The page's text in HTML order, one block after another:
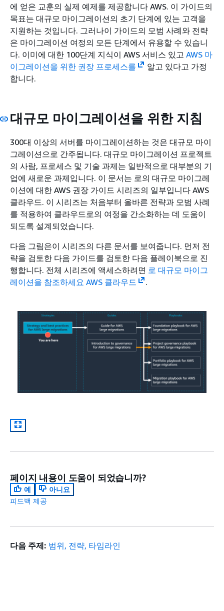
에 얻은 교훈의 실제 예제를 제공합니다 AWS. 이 가이드의
목표는 대규모 마이그레이션의 초기 단계에 있는 고객을
지원하는 것입니다. 그러나이 가이드의 모범 사례와 전략
은 마이그레이션 여정의 모든 단계에서 유용할 수 있습니
다. 이미에 대한 100단계 지식이 AWS 서비스 있고 AWS 마
이그레이션을 위한 권장 프로세스를
알고 있다고 가정
합니다.
대규모 마이그레이션을 위한 지침
300대 이상의 서버를 마이그레이션하는 것은 대규모 마이
그레이션으로 간주됩니다. 대규모 마이그레이션 프로젝트
의 사람, 프로세스 및 기술 과제는 일반적으로 대부분의 기
업에 새로운 과제입니다. 이 문서는 로의 대규모 마이그레
이션에 대한 AWS 권장 가이드 시리즈의 일부입니다 AWS
클라우드. 이 시리즈는 처음부터 올바른 전략과 모범 사례
를 적용하여 클라우드로의 여정을 간소화하는 데 도움이
되도록 설계되었습니다.
다음 그림은이 시리즈의 다른 문서를 보여줍니다. 먼저 전
략을 검토한 다음 가이드를 검토한 다음 플레이북으로 진
행합니다. 전체 시리즈에 액세스하려면 로 대규모 마이그
레이션을 참조하세요 AWS 클라우드
.
페이지 내용이 도움이 되었습니까?
예
아니요
피드백 제공
다음 주제: 범위, 전략, 타임라인